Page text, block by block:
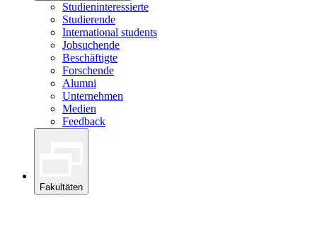
Studieninteressierte
Studierende
International students
Jobsuchende
Beschäftigte
Forschende
Alumni
Unternehmen
Medien
Feedback
Fakultäten